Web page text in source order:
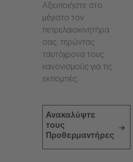
Αξιοποιήστε στο
μέγιστο τον
πετρελαιοκινητήρα
σας, τηρώντας
ταυτόχρονα τους
κανονισμούς για τις
εκπομπές.
Ανακαλύψτε
τους
Προθερμαντήρες